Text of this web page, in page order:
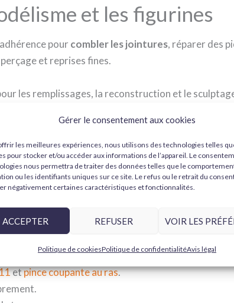
Gérer le consentement aux cookies
les meilleures expériences, nous utilisons des technologies telles
pour stocker et/ou accéder aux informations de l’appareil. Le
nous permettra de traiter des données telles que le
ou les identifiants uniques sur ce site. Le refus ou le retrait du
négativement certaines caractéristiques et fonctionnalités.
ACCEPTER REFUSER VOIR LES
Politique de cookiesPolitique de confidentialitéAvis légal
et les figurines
pour combler les jointures, réparer des
et reprises fines.
les remplissages, la reconstruction et le
marque Milliput
et socles.
ajouts.
affinage et
etpince coupante au ras.